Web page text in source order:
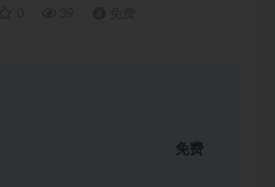
免费